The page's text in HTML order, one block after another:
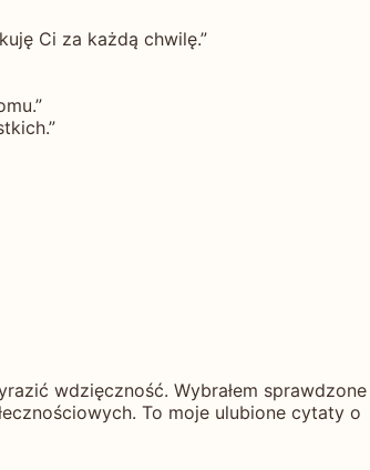
Ci za każdą chwilę.”
wdzięczność. Wybrałem sprawdzone
To moje ulubione cytaty o